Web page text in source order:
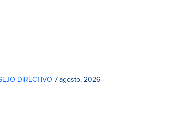
DIRECTIVO 7 agosto, 2026